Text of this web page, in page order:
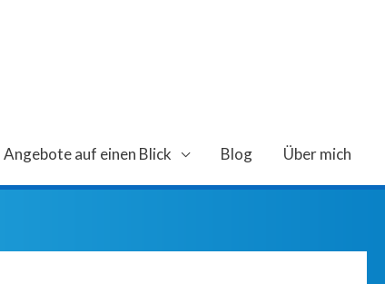
Angebote auf einen Blick Blog Über mich